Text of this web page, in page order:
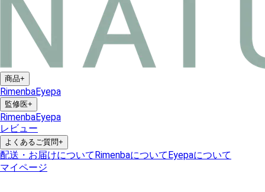
商品+
RimenbaEyepa
監修医+
RimenbaEyepa
レビュー
よくあるご質問+
配送・お届けについてRimenbaについてEyepaについて
マイページ